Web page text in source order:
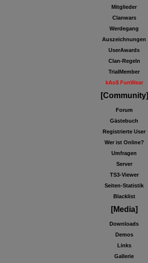
Mitglieder
Clanwars
Werdegang
Auszeichnungen
UserAwards
Clan-Regeln
TrialMember
kAo$ FunWear
[Community]
Forum
Gästebuch
Registrierte User
Wer ist Online?
Umfragen
Server
TS3-Viewer
Seiten-Statistik
Blacklist
[Media]
Downloads
Demos
Links
Gallerie